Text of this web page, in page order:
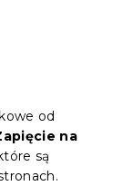
od
na
są